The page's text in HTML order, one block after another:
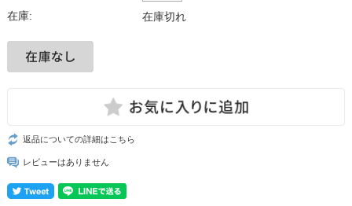
在庫: 在庫切れ
返品についての詳細はこちら
レビューはありません